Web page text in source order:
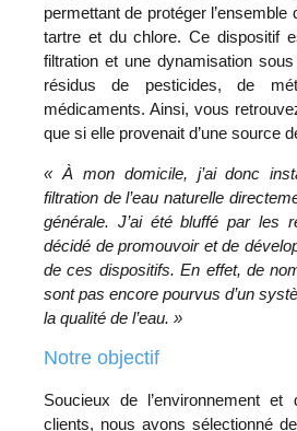
permettant de protéger l’ensemble
tartre et du chlore. Ce dispositif
filtration et une dynamisation
résidus de pesticides, de
médicaments. Ainsi, vous
que si elle provenait d’une source
« À mon domicile, j’ai donc
filtration de l’eau naturelle
générale. J’ai été bluffé par les
décidé de promouvoir et de
de ces dispositifs. En effet, de
sont pas encore pourvus d’un
la qualité de l’eau. »
Notre objectif
Soucieux de l’environnement
clients, nous avons sélectionné